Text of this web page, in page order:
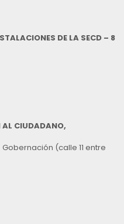
DE LA SECD – 8
AL CIUDADANO,
(calle 11 entre